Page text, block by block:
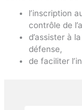
l’inscription
contrôle de
d’assister à
défense,
de faciliter